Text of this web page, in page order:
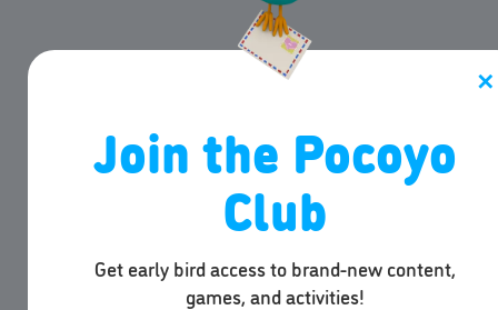
✕
Join the Pocoyo
Club
Get early bird access to brand-new content,
games, and activities!